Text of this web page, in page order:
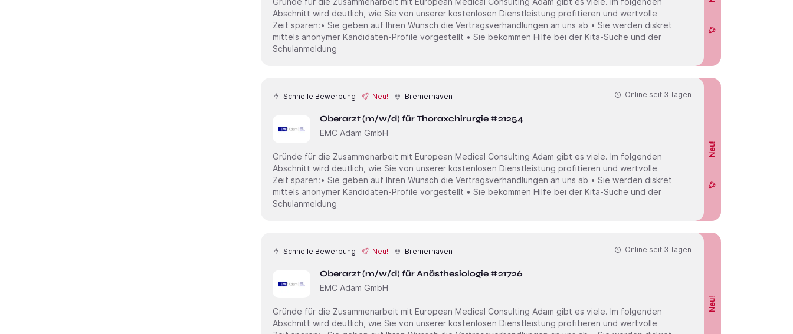
Abschnitt wird deutlich, wie Sie von unserer kostenlosen Dienstleistung profitieren und wertvolle
Zeit sparen:• Sie geben auf Ihren Wunsch die Vertragsverhandlungen an uns ab • Sie werden diskret
mittels anonymer Kandidaten-Profile vorgestellt • Sie bekommen Hilfe bei der Kita-Suche und der
Schulanmeldung
Schnelle Bewerbung Neu! Bremerhaven
Oberarzt (m/w/d) für Thoraxchirurgie #21254
EMC Adam GmbH
Neu!
Online seit 3 Tagen
Gründe für die Zusammenarbeit mit European Medical Consulting Adam gibt es viele. Im folgenden
Abschnitt wird deutlich, wie Sie von unserer kostenlosen Dienstleistung profitieren und wertvolle
Zeit sparen:• Sie geben auf Ihren Wunsch die Vertragsverhandlungen an uns ab • Sie werden diskret
mittels anonymer Kandidaten-Profile vorgestellt • Sie bekommen Hilfe bei der Kita-Suche und der
Schulanmeldung
Schnelle Bewerbung Neu! Bremerhaven
Oberarzt (m/w/d) für Anästhesiologie #21726
EMC Adam GmbH
Neu!
Online seit 3 Tagen
Gründe für die Zusammenarbeit mit European Medical Consulting Adam gibt es viele. Im folgenden
Abschnitt wird deutlich, wie Sie von unserer kostenlosen Dienstleistung profitieren und wertvolle